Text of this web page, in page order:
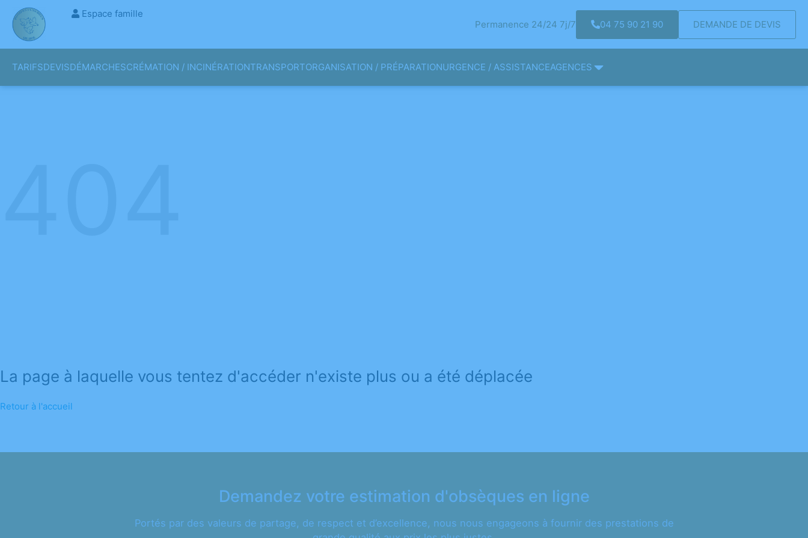
Espace famille
Permanence 24/24 7j/7
04 75 90 21 90 DEMANDE DE DEVIS
TARIFSDEVISDÉMARCHESCRÉMATION / INCINÉRATIONTRANSPORTORGANISATION / PRÉPARATIONURGENCE / ASSISTANCEAGENCES
La page à laquelle vous tentez d'accéder n'existe plus ou a été déplacée
Retour à l'accueil
Demandez votre estimation d'obsèques en ligne
Portés par des valeurs de partage, de respect et d’excellence, nous nous engageons à fournir des prestations de